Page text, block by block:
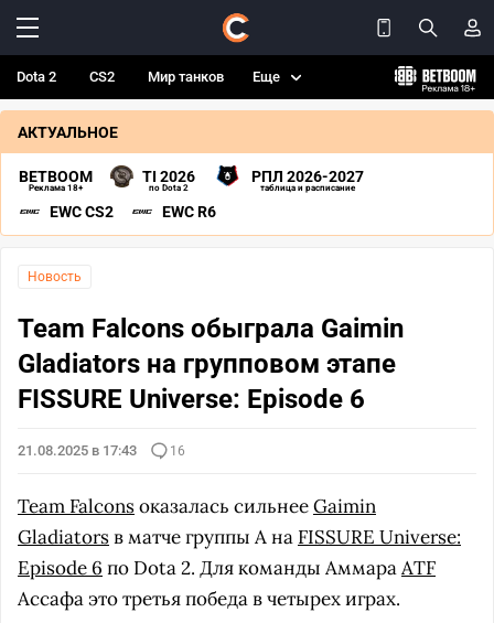
Dota 2 CS2 Мир танков Еще
АКТУАЛЬНОЕ
BETBOOM
Реклама 18+
TI 2026
по Dota 2
РПЛ 2026-2027
таблица и расписание
EWC CS2 EWC R6
Новость
Team Falcons обыграла Gaimin
Gladiators на групповом этапе
FISSURE Universe: Episode 6
21.08.2025 в 17:43 16
Team Falconsоказалась сильнееGaimin
Gladiatorsв матче группы A на FISSURE Universe:
Episode 6 по Dota 2. Для команды АммараATF
Ассафа это третья победа в четырех играх.